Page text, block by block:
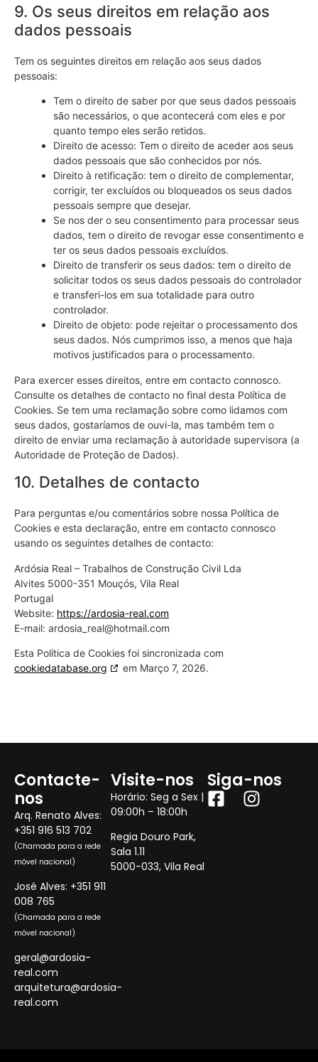
9. Os seus direitos em relação aos
dados pessoais
Tem os seguintes direitos em relação aos seus dados
pessoais:
Tem o direito de saber por que seus dados pessoais
são necessários, o que acontecerá com eles e por
quanto tempo eles serão retidos.
Direito de acesso: Tem o direito de aceder aos seus
dados pessoais que são conhecidos por nós.
Direito à retificação: tem o direito de complementar,
corrigir, ter excluídos ou bloqueados os seus dados
pessoais sempre que desejar.
Se nos der o seu consentimento para processar seus
dados, tem o direito de revogar esse consentimento e
ter os seus dados pessoais excluídos.
Direito de transferir os seus dados: tem o direito de
solicitar todos os seus dados pessoais do controlador
e transferi-los em sua totalidade para outro
controlador.
Direito de objeto: pode rejeitar o processamento dos
seus dados. Nós cumprimos isso, a menos que haja
motivos justificados para o processamento.
Para exercer esses direitos, entre em contacto connosco.
Consulte os detalhes de contacto no final desta Política de
Cookies. Se tem uma reclamação sobre como lidamos com
seus dados, gostaríamos de ouvi-la, mas também tem o
direito de enviar uma reclamação à autoridade supervisora (a
Autoridade de Proteção de Dados).
10. Detalhes de contacto
Para perguntas e/ou comentários sobre nossa Política de
Cookies e esta declaração, entre em contacto connosco
usando os seguintes detalhes de contacto:
Ardósia Real – Trabalhos de Construção Civil Lda
Alvites 5000-351 Mouçós, Vila Real
Portugal
Website: https://ardosia-real.com
E-mail: ardosia_real@hotmail.com
Esta Política de Cookies foi sincronizada com
cookiedatabase.org
em Março 7, 2026.
Contacte-
nos
Arq. Renato Alves:
+351 916 513 702
(Chamada para a rede
móvel nacional)
José Alves: +351 911
008 765
(Chamada para a rede
móvel nacional)
geral@ardosia-
real.com
arquitetura@ardosia-
real.com
Visite-nos
Horário: Seg a Sex |
09:00h – 18:00h
Regia Douro Park,
Sala 1.11
5000-033, Vila Real
Siga-nos